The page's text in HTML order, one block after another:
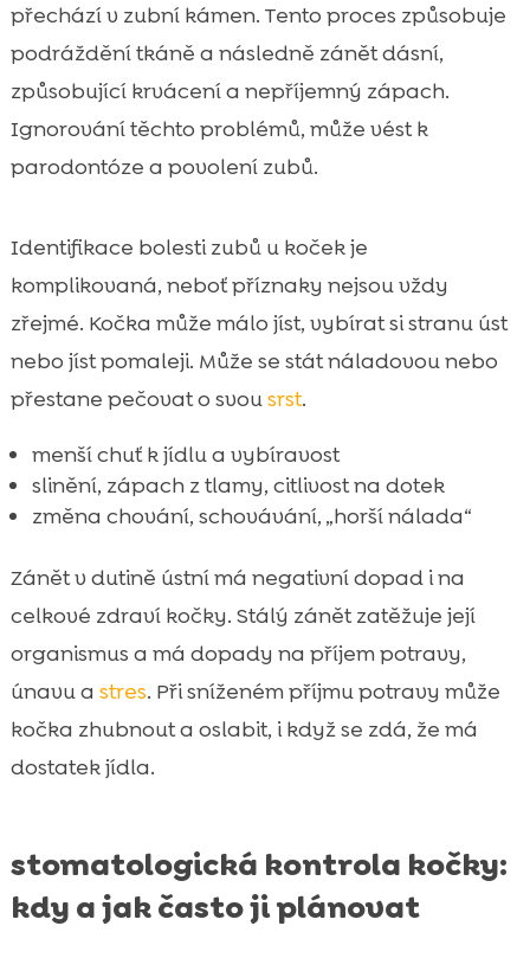
přechází v zubní kámen. Tento proces způsobuje
podráždění tkáně a následně zánět dásní,
způsobující krvácení a nepříjemný zápach.
Ignorování těchto problémů, může vést k
parodontóze a povolení zubů.
Identifikace bolesti zubů u koček je
komplikovaná, neboť příznaky nejsou vždy
zřejmé. Kočka může málo jíst, vybírat si stranu úst
nebo jíst pomaleji. Může se stát náladovou nebo
přestane pečovat o svousrst.
menší chuť k jídlu a vybíravost
slinění, zápach z tlamy, citlivost na dotek
změna chování, schovávání, „horší nálada“
Zánět v dutině ústní má negativní dopad i na
celkové zdraví kočky. Stálý zánět zatěžuje její
organismus a má dopady na příjem potravy,
únavu a stres. Při sníženém příjmu potravy může
kočka zhubnout a oslabit, i když se zdá, že má
dostatek jídla.
stomatologická kontrola kočky:
kdy a jak často ji plánovat